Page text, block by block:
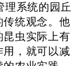
系统的园丘
传统观念。他
昆虫实际上有
，就可以减